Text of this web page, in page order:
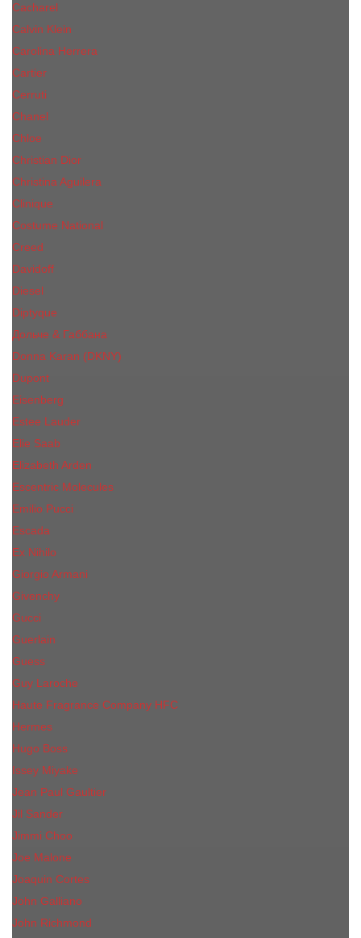
Cacharel
Calvin Klein
Carolina Herrera
Cartier
Cerruti
Сhanеl
Chloe
Christian Dior
Christina Aguilera
Сliniquе
Costume National
Creed
Davidoff
Diesel
Diptyque
Дольче & Габбана
Donna Karan (DKNY)
Dupont
Eisenberg
Еsteе Lаudеr
Elie Saab
Elizabeth Arden
Escentric Molecules
Emilio Pucci
Escada
Ex Nihilo
Giorgio Armani
Givenchy
Gucci
Guerlain
Guess
Guy Laroche
Haute Fragrance Company HFC
Hermes
Hugo Boss
Issey Miyake
Jean Paul Gaultier
Jil Sander
Jimmi Choo
Jое Malоnе
Joaquin Cortes
John Galliano
John Richmond